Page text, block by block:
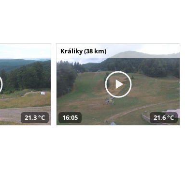
21,3 °C
Králiky (38 km)
16:05 21,6 °C